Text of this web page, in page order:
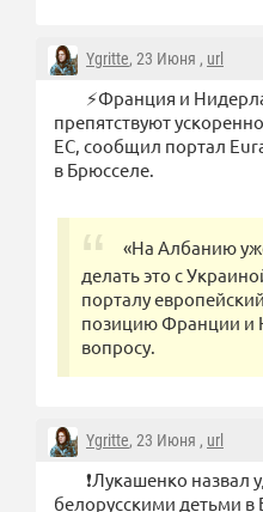
Ygritte, 23 Июня , url
⚡️Франция и
препятствуют
ЕС, сообщил портал
в Брюсселе.
«На Албанию
делать это с
порталу
позицию Франции и
вопросу.
Ygritte, 23 Июня , url
❗️Лукашенко назвал
белорусскими детьми в